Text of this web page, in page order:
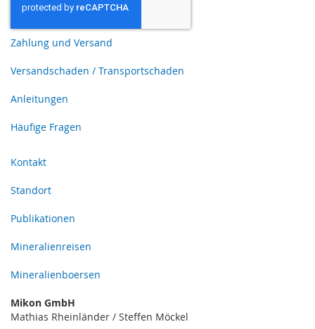
Zahlung und Versand
Versandschaden / Transportschaden
Anleitungen
Häufige Fragen
Kontakt
Standort
Publikationen
Mineralienreisen
Mineralienboersen
Mikon GmbH
Mathias Rheinländer / Steffen Möckel